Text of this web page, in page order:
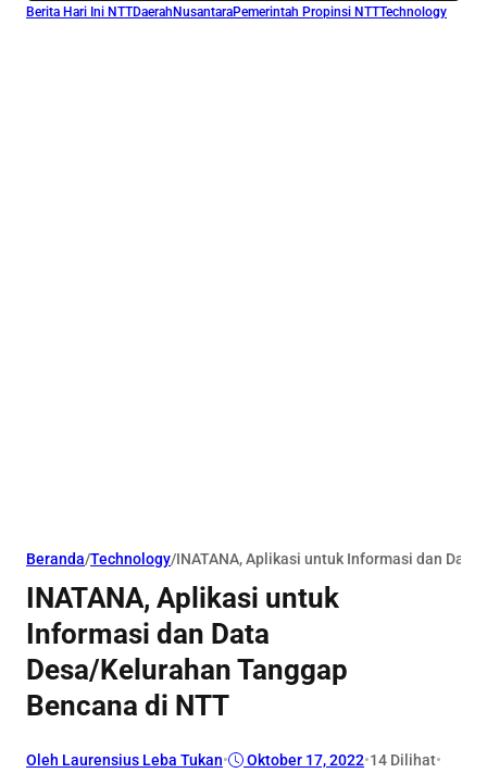
Berita Hari Ini NTTDaerah NusantaraPemerintah Propinsi NTTTechnology
Beranda/Technology/INATANA, Aplikasi untuk Informasi dan
INATANA, Aplikasi untuk
Informasi dan Data
Desa/Kelurahan Tanggap
Bencana di NTT
Oleh Laurensius Leba Tukan• Oktober 17, 2022•14 Dilihat•